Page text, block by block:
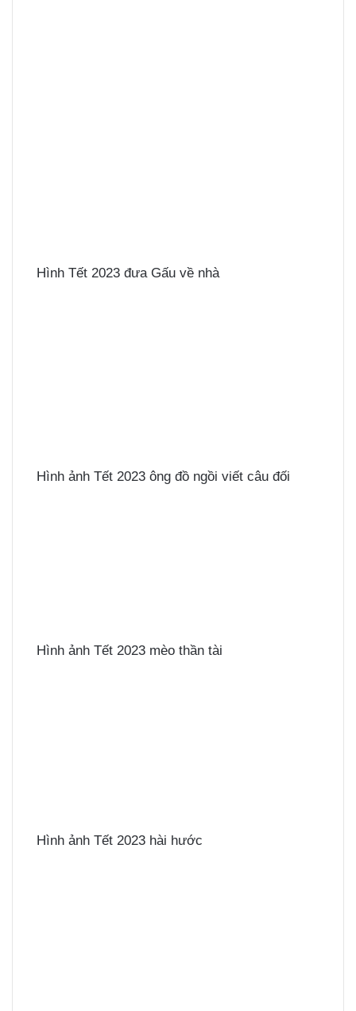
Hình Tết 2023 đưa Gấu về nhà
Hình ảnh Tết 2023 ông đồ ngồi viết câu đối
Hình ảnh Tết 2023 mèo thần tài
Hình ảnh Tết 2023 hài hước